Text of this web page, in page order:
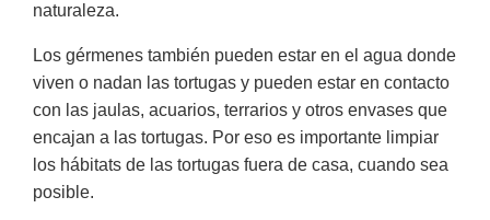
naturaleza.
Los gérmenes también pueden estar en el agua donde
viven o nadan las tortugas y pueden estar en contacto
con las jaulas, acuarios, terrarios y otros envases que
encajan a las tortugas. Por eso es importante limpiar
los hábitats de las tortugas fuera de casa, cuando sea
posible.